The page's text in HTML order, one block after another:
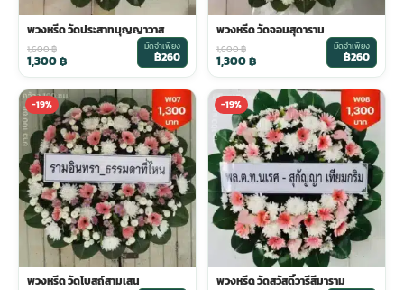
พวงหรีด วัดประสาทบุญญาวาส
1,600฿
1,300฿
มัดจำเพียง
฿260
พวงหรีด วัดจอมสุดาราม
1,600฿
1,300฿
มัดจำเพียง
฿260
-19%
พวงหรีด วัดโบสถ์สามเสน
-19%
พวงหรีด วัดสวัสดิ์วารีสีมาราม